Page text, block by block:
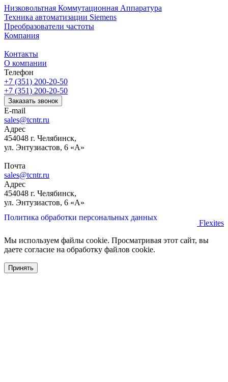
Низковольтная Коммутационная Аппаратура
Техника автоматизации Siemens
Преобразователи частоты
Компания
Контакты
О компании
Телефон
+7 (351) 200-20-50
+7 (351) 200-20-50
Заказать звонок
E-mail
sales@tcntr.ru
Адрес
454048 г. Челябинск,
ул. Энтузиастов, 6 «А»
Почта
sales@tcntr.ru
Адрес
454048 г. Челябинск,
ул. Энтузиастов, 6 «А»
Политика обработки персональных данных
Flexites
Мы используем файлы cookie. Просматривая этот сайт, вы
даете согласие на обработку файлов cookie.
Принять